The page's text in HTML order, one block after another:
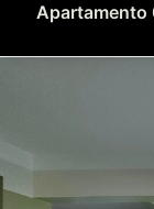
Apartamento